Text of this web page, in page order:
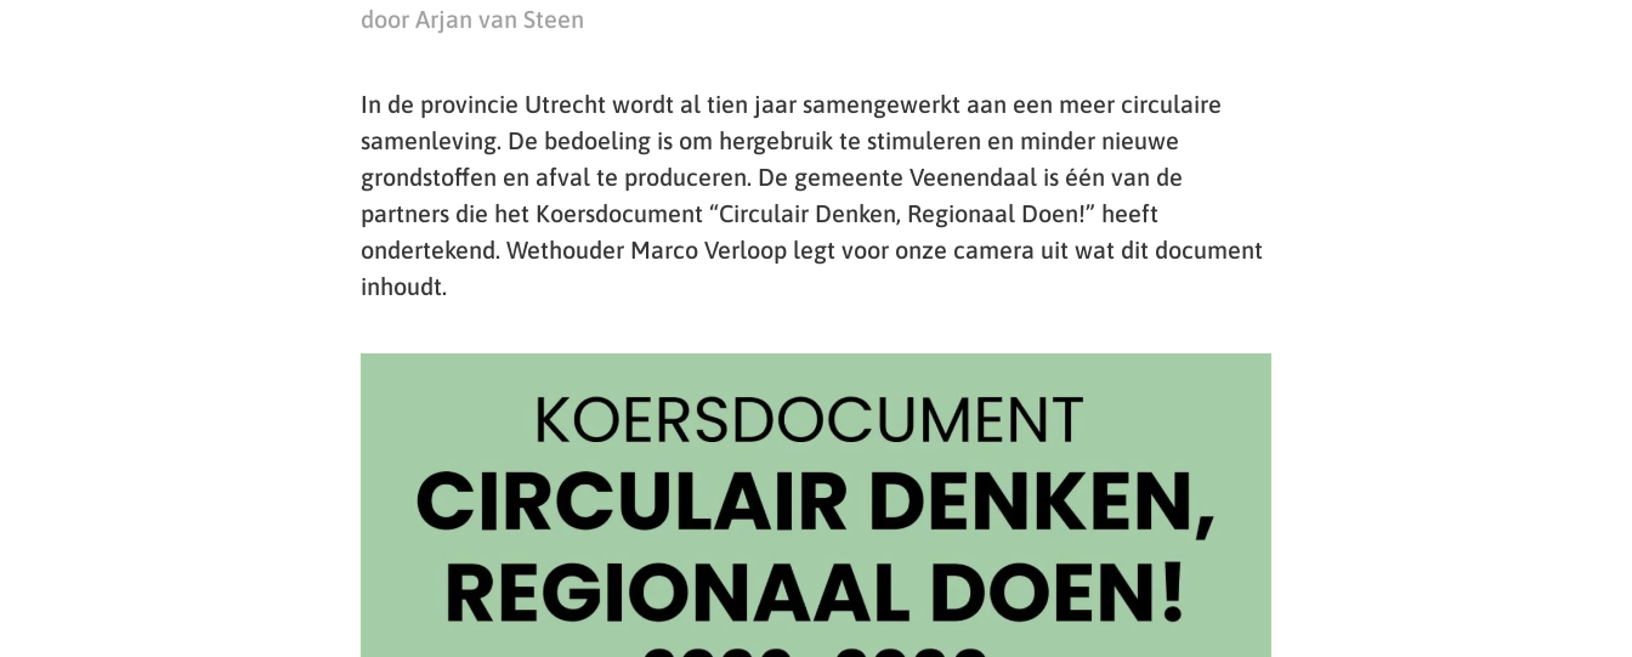
door Arjan van Steen
In de provincie Utrecht wordt al tien jaar samengewerkt aan een meer circulaire
samenleving. De bedoeling is om hergebruik te stimuleren en minder nieuwe
grondstoffen en afval te produceren. De gemeente Veenendaal is één van de
partners die het Koersdocument “Circulair Denken, Regionaal Doen!” heeft
ondertekend. Wethouder Marco Verloop legt voor onze camera uit wat dit document
inhoudt.